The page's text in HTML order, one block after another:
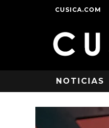
CUSICA.COM
NOTICIAS